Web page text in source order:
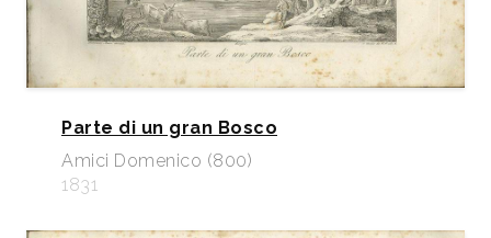
Parte di un gran Bosco
Amici Domenico (800)
1831